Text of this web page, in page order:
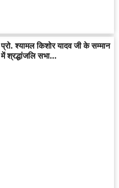
प्रो. श्यामल किशोर यादव जी के सम्मान
में श्रद्धांजलि सभा…